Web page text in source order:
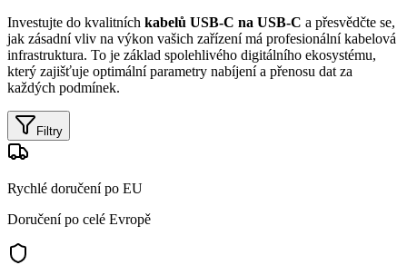
Investujte do kvalitních kabelů USB-C na USB-C a přesvědčte se,
jak zásadní vliv na výkon vašich zařízení má profesionální kabelová
infrastruktura. To je základ spolehlivého digitálního ekosystému,
který zajišťuje optimální parametry nabíjení a přenosu dat za
každých podmínek.
Filtry
Rychlé doručení po EU
Doručení po celé Evropě